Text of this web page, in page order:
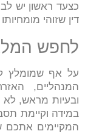
כצעד ראשון יש
דין שזוהי
לחפש
על אף שמומלץ
המנהליים,
ובעיות מראש,
במידה וקיימת
המקיימים אתכם